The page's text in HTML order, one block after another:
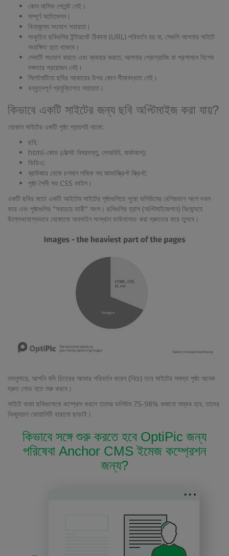
কোন মাসিক পেমেন্ট নেই।
সম্পূর্ণ অটোমেশন।
বিনামূল্যে সংযোগ সহায়তা।
সংকুচিত ছবিগুলির ইন্টারনেট ঠিকানা (URL) পরিবর্তন হয় না, সেগুলি আপনার সাইটে
সংরক্ষিত হতে থাকবে।
সেবাটি সংযোগ করতে এবং ব্যবহার করতে, আপনার প্রোগ্রামিং বা প্রশাসনে বিশেষ
দক্ষতার প্রয়োজন নেই।
সিস্টেমটিতে ছবির আকারের উপর কোন সীমাবদ্ধতা নেই।
বন্ধুত্বপূর্ণ প্রযুক্তিগত সহায়তা।
কিভাবে একটি সাইটের জন্য ছবি অপ্টিমাইজ করা যায়?
যেকোন সাইটের একটি পৃষ্ঠা প্রায়শই থাকে:
ছবি;
html-কোড (টেক্সট বিষয়বস্তু, লেআউট, মার্কআপ);
ভিডিও;
ব্রাউজার থেকে চলমান লজিক সহ জাভাস্ক্রিপ্ট স্ক্রিপ্ট;
পৃষ্ঠা শৈলী সহ CSS ফাইল।
একটি ছবির মতো একটি আইটেম সাইটের পৃষ্ঠাগুলিতে পুরো ভলিউমের বেশিরভাগ অংশ দখল
করে এবং পৃষ্ঠাগুলির "সবচেয়ে ভারী" অংশ। ছবিগুলির হ্রাস (অপ্টিমাইজেশান) নিঃসন্দেহে
উল্লেখযোগ্যভাবে যেকোনো অনলাইন সংস্থান ডাউনলোড করা দ্রুততর করে তুলবে।
তদনুসারে, আপনি যদি চিত্রের আকার পরিবর্তন করেন (নিচে) তবে সাইটের সমস্ত পৃষ্ঠা অনেক
দ্রুত লোড হতে শুরু করবে।
সাইটে থাকা ছবিগুলোকে কম্প্রেস করলে তাদের ভলিউম 75-98% কমানো সম্ভব হবে, তাদের
ভিজ্যুয়াল কোয়ালিটি হারানো ছাড়াই।
কিভাবে সঙ্গে শুরু করতে হবে OptiPic জন্য
পরিষেবা Anchor CMS ইমেজ কম্প্রেশন
জন্য?